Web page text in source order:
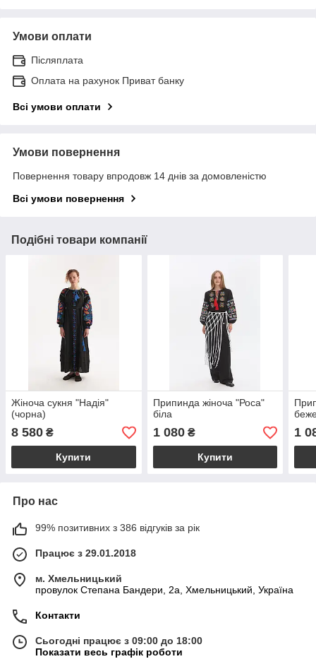
Умови оплати
Післяплата
Оплата на рахунок Приват банку
Всі умови оплати
Умови повернення
Повернення товару впродовж 14 днів за домовленістю
Всі умови повернення
Подібні товари компанії
Жіноча сукня "Надія"
(чорна)
8 580 ₴
Купити
Припинда жіноча "Роса"
біла
1 080₴
Купити
1
Про нас
99% позитивних з 386 відгуків за рік
Працює з 29.01.2018
м. Хмельницький
провулок Степана Бандери, 2a, Хмельницький, Україна
Контакти
Сьогодні працює з 09:00 до 18:00
Показати весь графік роботи